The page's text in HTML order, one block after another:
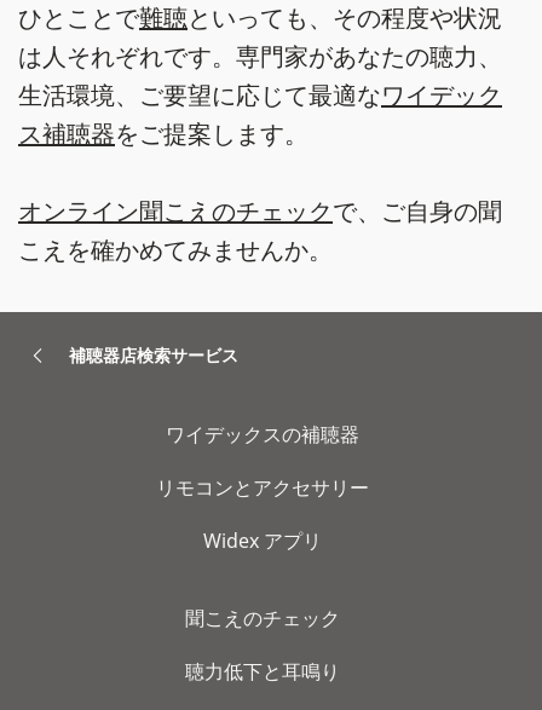
ひとことで難聴といっても、その程度や状況
は人それぞれです。専門家があなたの聴力、
生活環境、ご要望に応じて最適なワイデック
ス補聴器をご提案します。
オンライン聞こえのチェックで、ご自身の聞
こえを確かめてみませんか。
補聴器店検索サービス
ワイデックスの補聴器
リモコンとアクセサリー
Widex アプリ
聞こえのチェック
聴力低下と耳鳴り